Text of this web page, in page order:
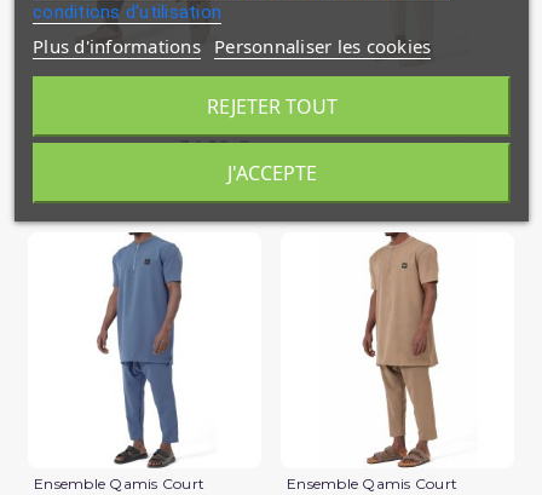
Sarouel Design S26 Qaba'il
34,90 €
Ensemble Qamis Court
Qabail Silent
39,90 €
Ensemble Qamis Court
Ensemble Qamis Court
conditions d'utilisation
Plus d'informations Personnaliser les cookies
REJETER TOUT
J'ACCEPTE